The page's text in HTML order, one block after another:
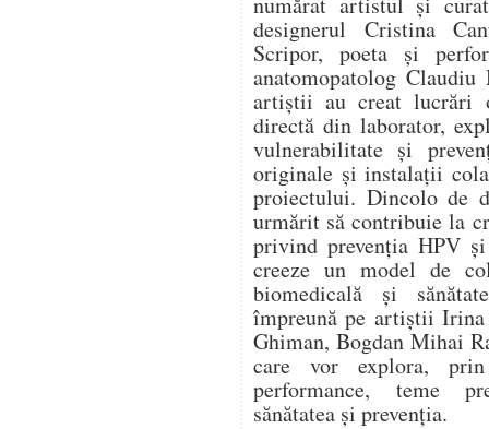
designerul Cristina
Scripor, poeta și
anatomopatolog
artiștii au creat lucrări
directă din laborator,
vulnerabilitate și
originale și instalații
proiectului. Dincolo de
urmărit să contribuie la
privind prevenția HPV
creeze un model de
biomedicală și
împreună pe artiștii
Ghiman, Bogdan Mihai
care vor explora,
performance, teme
sănătatea și prevenția.